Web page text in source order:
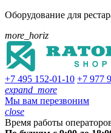
Оборудование для
more_horiz
+7 495 152-01-10 +7 977
expand_more
Мы вам перезвоним
close
Время работы